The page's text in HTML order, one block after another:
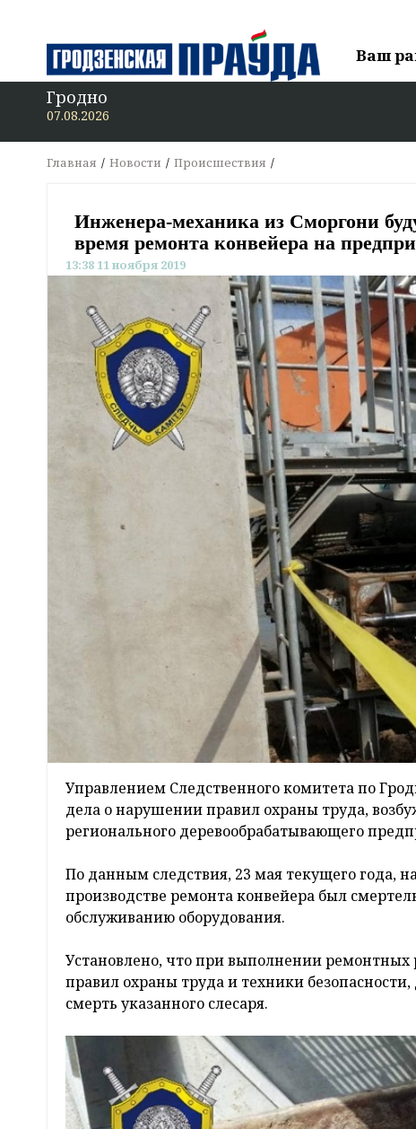
Ваш
Гродно
07.08.2026 В
Главная Новости Происшествия
Инженера-механика из Сморгони
время ремонта конвейера на
13:38 11 ноября 2019
Управлением Следственного комитета по
дела о нарушении правил охраны труда,
регионального деревообрабатывающего
По данным следствия, 23 мая текущего года,
производстве ремонта конвейера был
обслуживанию оборудования.
Установлено, что при выполнении
правил охраны труда и техники
смерть указанного слесаря.